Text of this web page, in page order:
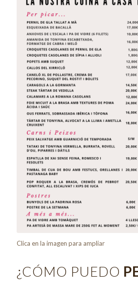
Clica en la imagen para ampliar
¿CÓMO PUEDO